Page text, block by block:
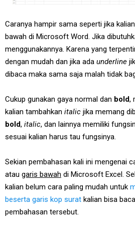
Caranya hampir sama seperti jika
bawah di Microsoft Word. Jika
menggunakannya. Karena yang
dengan mudah dan jika ada underline
dibaca maka sama saja malah tidak
Cukup gunakan gaya normal dan bold,
kalian tambahkan italic jika memang
bold, italic, dan lainnya memiliki
sesuai kalian harus tau fungsinya.
Sekian pembahasan kali ini mengenai
atau garis bawah di Microsoft Excel.
kalian belum cara paling mudah untuk
beserta garis kop surat kalian bisa
pembahasan tersebut.